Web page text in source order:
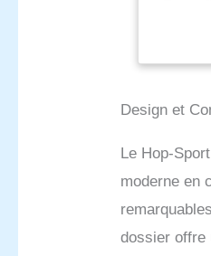
Design et
Le Hop-
moderne en
dossier offre